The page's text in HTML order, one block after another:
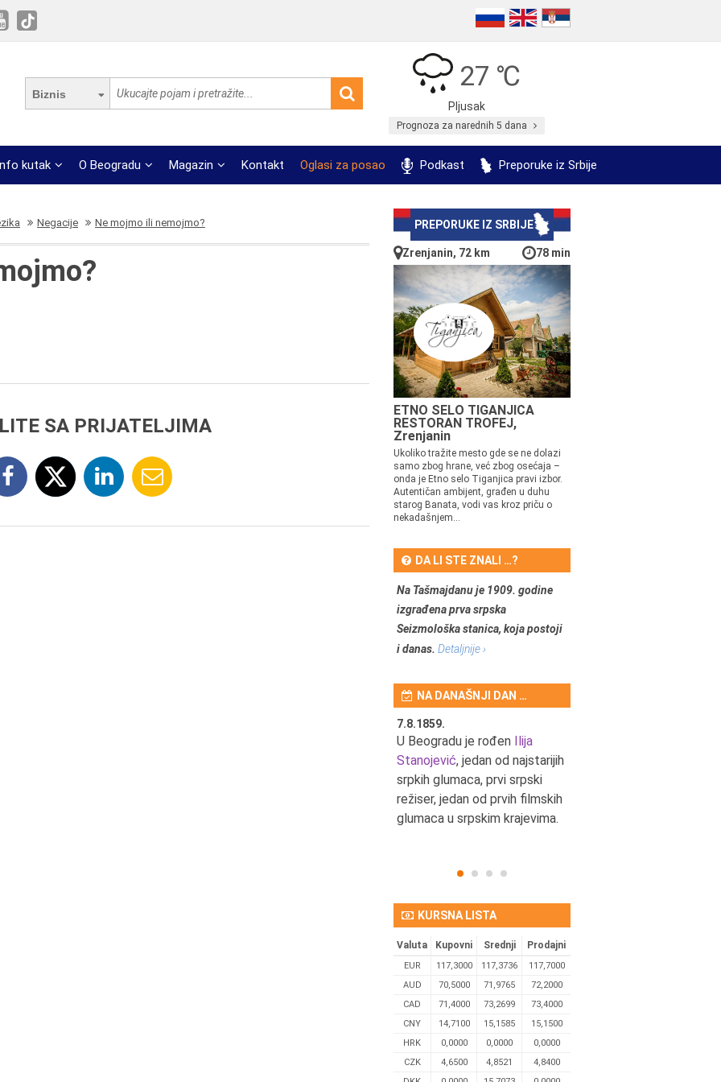
Biznis
27 ℃
Pljusak
Prognoza za narednih 5 dana
kutak O Beogradu Magazin Kontakt Oglasi za posao Podkast Preporuke iz Srbije
Negacije Ne mojmo ili nemojmo?
SA PRIJATELJIMA
PREPORUKE IZ SRBIJE
Zrenjanin, 72 km 78 min
ETNO SELO TIGANJICA
RESTORAN TROFEJ,
Zrenjanin
Ukoliko tražite mesto gde se ne dolazi
samo zbog hrane, već zbog osećaja –
onda je Etno selo Tiganjica pravi izbor.
Autentičan ambijent, građen u duhu
starog Banata, vodi vas kroz priču o
nekadašnjem...
DA LI STE ZNALI …?
Na Tašmajdanu je 1909. godine
izgrađena prva srpska
Seizmološka stanica, koja postoji
i danas. Detaljnije ›
NA DANAŠNJI DAN …
7.8.1859.
U Beogradu je rođen Ilija
Stanojević, jedan od najstarijih
srpkih glumaca, prvi srpski
režiser, jedan od prvih filmskih
glumaca u srpskim krajevima.
KURSNA LISTA
Valuta Kupovni Srednji Prodajni
EUR 117,3000 117,3736
117,7000
AUD
70,5000 71,9765
72,2000
CAD
71,4000 73,2699
73,4000
CNY
14,7100 15,1585
15,1500
HRK
0,0000 0,0000
0,0000
CZK
4,6500 4,8521
4,8400